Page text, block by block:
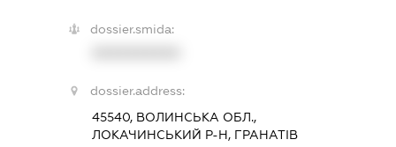
dossier.smida:
dossier.address:
45540, ВОЛИНСЬКА ОБЛ.,
ЛОКАЧИНСЬКИЙ Р-Н, ГРАНАТІВ